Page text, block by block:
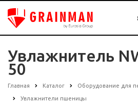
Увлажнитель
50
Главная Каталог Оборудование для
Увлажнители пшеницы